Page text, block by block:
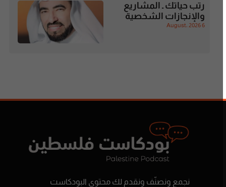
رتب حياتك ـ المشاريع
والإنجازات الشخصية
6 August، 2026
نجمع ونصنّف ونقدم لك محتوى البودكاست